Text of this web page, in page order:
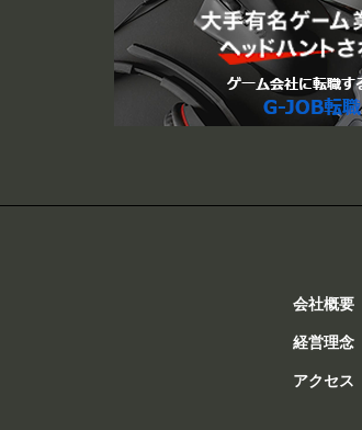
会社概要
経営理念
アクセス